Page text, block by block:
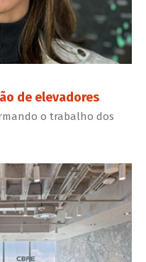
de elevadores
o trabalho dos